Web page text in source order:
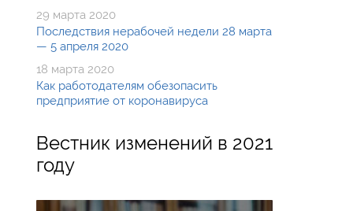
29 марта 2020
Последствия нерабочей недели 28 марта
— 5 апреля 2020
18 марта 2020
Как работодателям обезопасить
предприятие от коронавируса
Вестник изменений в 2021
году